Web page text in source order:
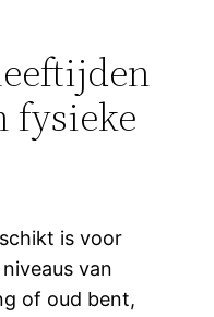
fysieke
is voor
van
of oud bent,